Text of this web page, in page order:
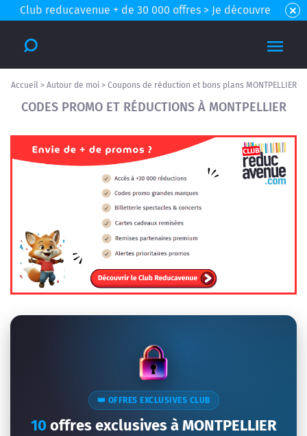
Club reducavenue + de 30 000 offres > Je découvre
Accueil > Autour de moi> Coupons de réduction et bons plans MONTPELLIER
CODES PROMO ET RÉDUCTIONS À MONTPELLIER
👑 OFFRES EXCLUSIVES CLUB
10 offres exclusives à MONTPELLIER